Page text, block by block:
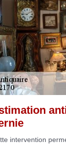
intervention